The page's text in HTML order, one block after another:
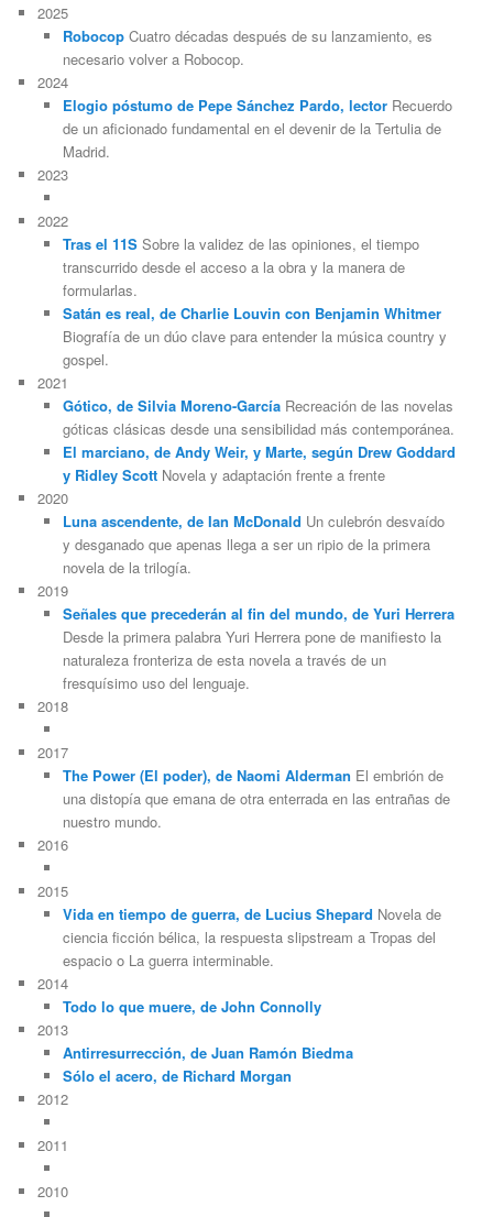
2025
RobocopCuatro décadas después de su lanzamiento, es
necesario volver a Robocop.
2024
Elogio póstumo de Pepe Sánchez Pardo, lectorRecuerdo
de un aficionado fundamental en el devenir de la Tertulia de
Madrid.
2023
2022
Tras el 11SSobre la validez de las opiniones, el tiempo
transcurrido desde el acceso a la obra y la manera de
formularlas.
Satán es real, de Charlie Louvin con Benjamin Whitmer
Biografía de un dúo clave para entender la música country y
gospel.
2021
Gótico, de Silvia Moreno-GarcíaRecreación de las novelas
góticas clásicas desde una sensibilidad más contemporánea.
El marciano, de Andy Weir, y Marte, según Drew Goddard
y Ridley ScottNovela y adaptación frente a frente
2020
Luna ascendente, de Ian McDonald Un culebrón desvaído
y desganado que apenas llega a ser un ripio de la primera
novela de la trilogía.
2019
Señales que precederán al fin del mundo, de Yuri Herrera
Desde la primera palabra Yuri Herrera pone de manifiesto la
naturaleza fronteriza de esta novela a través de un
fresquísimo uso del lenguaje.
2018
2017
The Power (El poder), de Naomi Alderman El embrión de
una distopía que emana de otra enterrada en las entrañas de
nuestro mundo.
2016
2015
Vida en tiempo de guerra, de Lucius Shepard Novela de
ciencia ficción bélica, la respuesta slipstream a Tropas del
espacio o La guerra interminable.
2014
Todo lo que muere, de John Connolly
2013
Antirresurrección, de Juan Ramón Biedma
Sólo el acero, de Richard Morgan
2012
2011
2010